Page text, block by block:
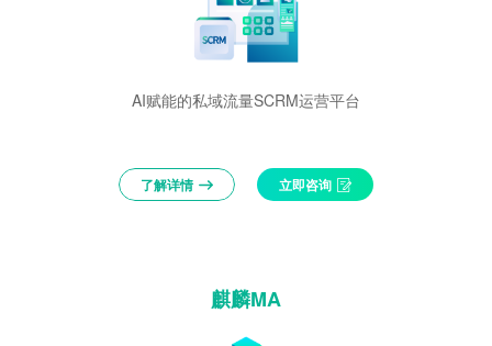
AI赋能的私域流量SCRM运营平台
了解详情 立即咨询
麒麟MA